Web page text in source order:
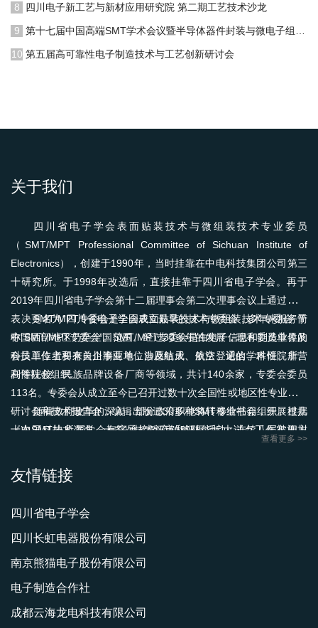
8 四川电子新工艺与新材应用研究院 第二期工艺技术沙龙
9 第十七届中国高端SMT学术会议暨半导体器件封装与微电子组装工艺技术论坛
10 第五届高可靠性电子制造技术与工艺创新研讨会
关于我们
四川省电子学会表面贴装技术与微组装技术专业委员
（SMT/MPT Professional Committee of Sichuan Institute of
Electronics），创建于1990年，当时挂靠在中电科技集团公司第三
十研究所。于1998年改选后，直接挂靠于四川省电子学会。再于
2019年四川省电子学会第十二届理事会第二次理事会议上通过投票
表决更名为“四川省电子学会表面贴装技术与微组装技术专委会”简
称“SMT/MPT专委会”。SMT/MPT专委会是由电子信息和制造业界的
科技工作者和有关企事业单位自愿结成、依法登记的学术性、非营
利性社会组织。
SMT/MPT专委会是全国成立最早的技术专委会，多年来服务于
中国西部地区乃至全国范围。经过30多年的发展，现有委员单位及
会员单位主要来自川渝两地，涉及航天、航空、通信、科研院所、
高等院校、民族品牌设备厂商等领域，共计140余家，专委会委员
113名。专委会从成立至今已召开过数十次全国性或地区性专业学术
研讨会和技术报告会；编辑出版过30多种SMT专业书籍，开展过几
十次SMT技术咨询，十多次技术评审和评标活动；连续八届被四川
影响力。
随着政府改革的深入，部分政府职能将转移给社会组织。根据
《中国科协所属学会有序承接政府转移职能扩大试点工作实施方
委会响应这一趋势，利用其专业和技术优势，专注于专业技术人员
的水平评价，而非行业准入资格认定，以区分与其他组织的职能。
授权，设立了“全国电子信息人才技能提升工程培养基地（SMT培训
部）”（基地编号：CIET161131），用于SMT应用工程师的培训和
考核。
航天职业技术学院联合设立“西南电子焊接技术技能人才培训基地”。
依托两个基地的优势，于2023年2月28日，SMT/MPT专委会与成都
工贸职业技术学院（成都市技师学院）共同发起，32家专委会成员
材料应用研究院正式成立，是中国首家专注于电子新工艺与新材料
应用的研究院。基地与研究院致力于开展包括电子手工焊接、返
查看更多 >>
友情链接
四川省电子学会
四川长虹电器股份有限公司
南京熊猫电子股份有限公司
电子制造合作社
成都云海龙电科技有限公司